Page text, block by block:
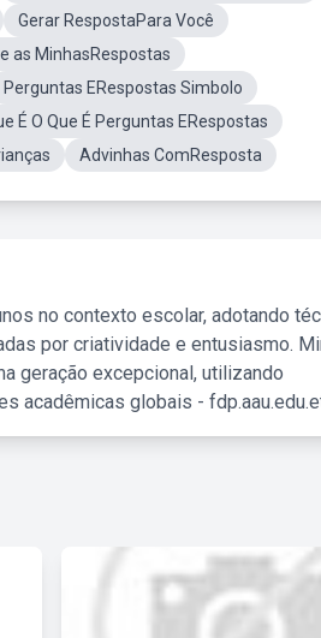
Gerar RespostaPara Você
as MinhasRespostas
Perguntas ERespostas Simbolo
É O Que É Perguntas ERespostas
Advinhas ComResposta
no contexto escolar, adotando
por criatividade e entusiasmo.
geração excepcional, utilizando
acadêmicas globais -